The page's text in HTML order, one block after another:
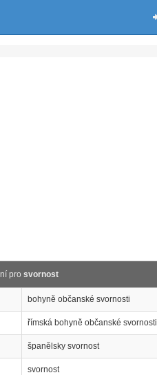
prosvornost
bohyně občanské svornosti
římská bohyně občanské svornosti
španělsky svornost
svornost